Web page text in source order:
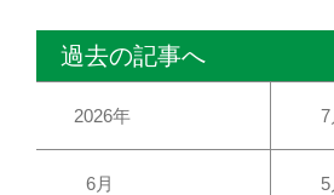
過去の記事へ
2026年 7
6月 5